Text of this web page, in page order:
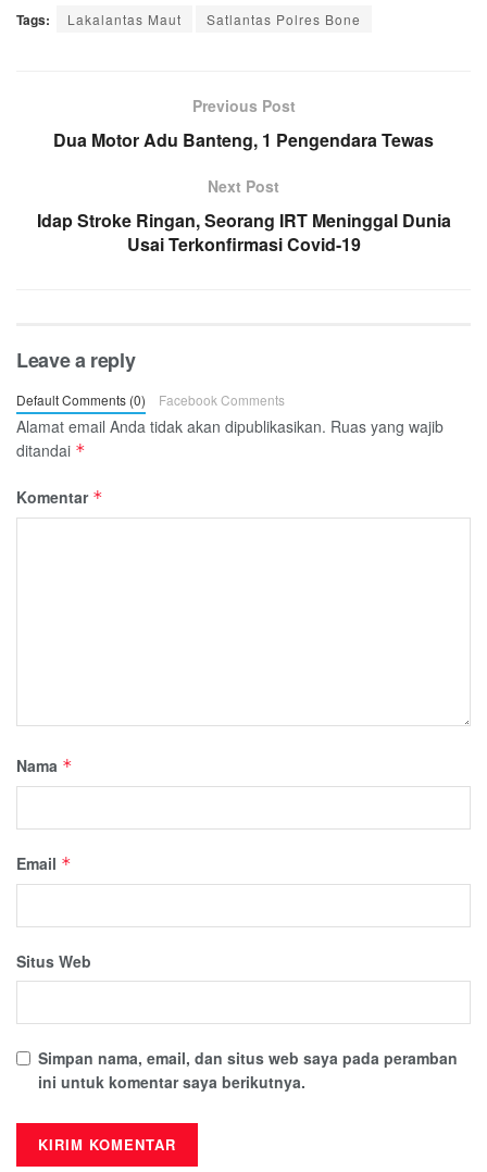
Tags: Lakalantas Maut Satlantas Polres Bone
Previous Post
Dua Motor Adu Banteng, 1 Pengendara Tewas
Next Post
Idap Stroke Ringan, Seorang IRT Meninggal Dunia
Usai Terkonfirmasi Covid-19
Leave a reply
Default Comments (0) Facebook Comments
Alamat email Anda tidak akan dipublikasikan. Ruas yang wajib
ditandai *
Komentar *
Nama *
Email *
Situs Web
Simpan nama, email, dan situs web saya pada peramban
ini untuk komentar saya berikutnya.